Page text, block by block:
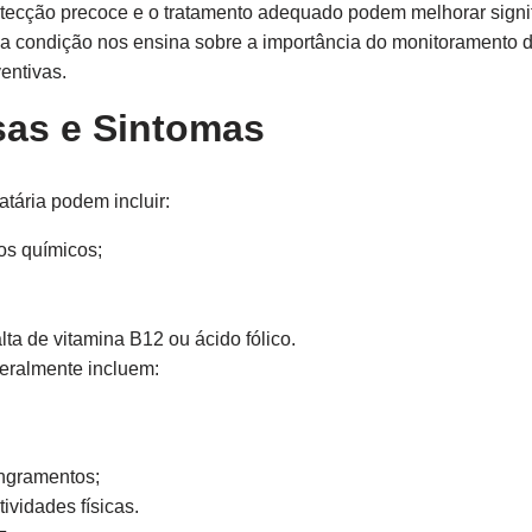
precoce e o tratamento adequado podem melhorar
condição nos ensina sobre a importância do monitoramento
e Sintomas
podem incluir:
químicos;
de vitamina B12 ou ácido fólico.
incluem:
físicas.